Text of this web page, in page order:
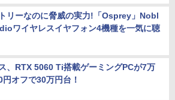
リーなのに脅威の実力!「Osprey」Nobl
ワイヤレスイヤフォン4機種を一気に聴
、RTX 5060 Ti搭載ゲーミングPCが7万
円オフで30万円台！